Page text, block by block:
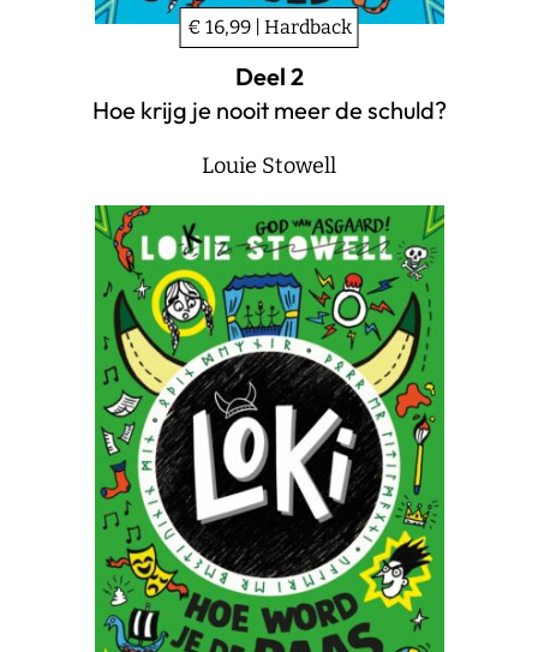
€ 16,99 | Hardback
Deel 2
Hoe krijg je nooit meer de schuld?
Louie Stowell